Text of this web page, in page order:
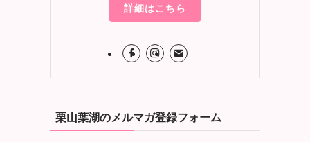
詳細はこちら
栗山葉湖のメルマガ登録フォーム